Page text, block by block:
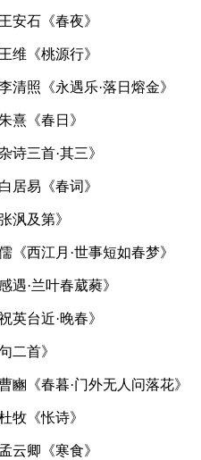
安石《春夜》
维《桃源行》
照《永遇乐·落日熔金》
熹《春日》
三首·其三》
居易《春词》
沨及第》
西江月·世事短如春梦》
·兰叶春葳蕤》
台近·晚春》
二首》
《春暮·门外无人问落花》
牧《怅诗》
云卿《寒食》